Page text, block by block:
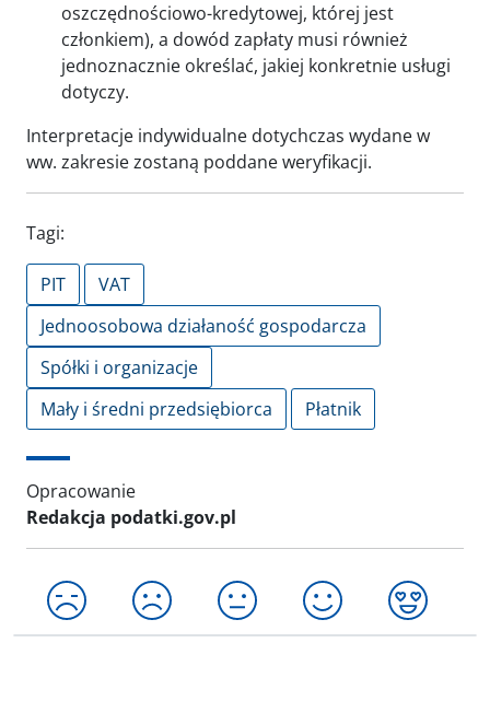
oszczędnościowo-kredytowej, której jest
członkiem), a dowód zapłaty musi również
jednoznacznie określać, jakiej konkretnie usługi
dotyczy.
Interpretacje indywidualne dotychczas wydane w
ww. zakresie zostaną poddane weryfikacji.
Tagi:
PIT
VAT
Jednoosobowa działaność gospodarcza
Spółki i organizacje
Mały i średni przedsiębiorca
Płatnik
Opracowanie
Redakcja podatki.gov.pl